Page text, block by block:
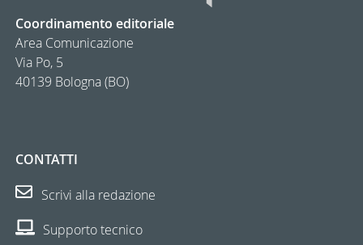
Coordinamento editoriale
Area Comunicazione
Via Po, 5
40139 Bologna (BO)
CONTATTI
Scrivi alla redazione
Supporto tecnico